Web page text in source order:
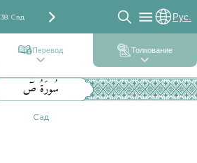
38. Сад Рус.
Перевод Толкование
سُورَةُ صٓ
Сад